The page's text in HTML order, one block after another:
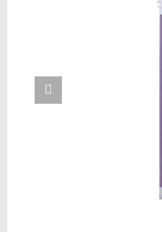
美